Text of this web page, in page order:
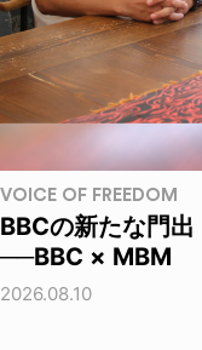
VOICE OF FREEDOM
BBCの新たな門出
──BBC × MBM
2026.08.10